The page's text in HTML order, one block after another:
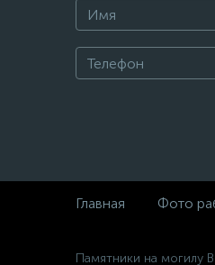
Главная Фото
Памятники на могилу